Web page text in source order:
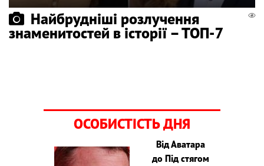
Найбрудніші розлучення
знаменитостей в історії – ТОП-7
ОСОБИСТІСТЬ ДНЯ
Від Аватара
до Під стягом